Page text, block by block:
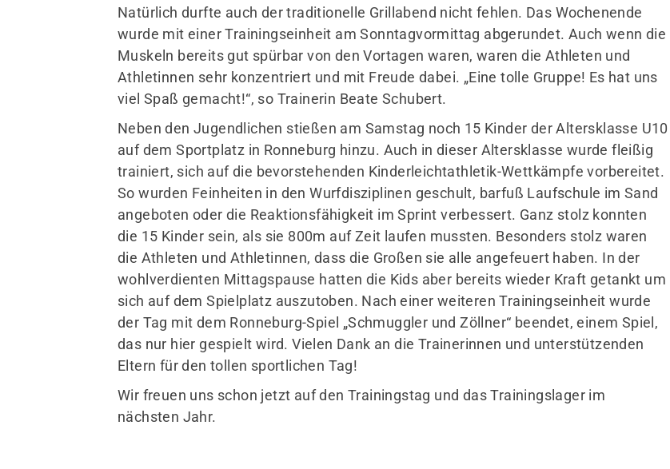
Natürlich durfte auch der traditionelle Grillabend nicht fehlen. Das Wochenende
wurde mit einer Trainingseinheit am Sonntagvormittag abgerundet. Auch wenn die
Muskeln bereits gut spürbar von den Vortagen waren, waren die Athleten und
Athletinnen sehr konzentriert und mit Freude dabei. „Eine tolle Gruppe! Es hat uns
viel Spaß gemacht!“, so Trainerin Beate Schubert.
Neben den Jugendlichen stießen am Samstag noch 15 Kinder der Altersklasse U10
auf dem Sportplatz in Ronneburg hinzu. Auch in dieser Altersklasse wurde fleißig
trainiert, sich auf die bevorstehenden Kinderleichtathletik-Wettkämpfe vorbereitet.
So wurden Feinheiten in den Wurfdisziplinen geschult, barfuß Laufschule im Sand
angeboten oder die Reaktionsfähigkeit im Sprint verbessert. Ganz stolz konnten
die 15 Kinder sein, als sie 800m auf Zeit laufen mussten. Besonders stolz waren
die Athleten und Athletinnen, dass die Großen sie alle angefeuert haben. In der
wohlverdienten Mittagspause hatten die Kids aber bereits wieder Kraft getankt um
sich auf dem Spielplatz auszutoben. Nach einer weiteren Trainingseinheit wurde
der Tag mit dem Ronneburg-Spiel „Schmuggler und Zöllner“ beendet, einem Spiel,
das nur hier gespielt wird. Vielen Dank an die Trainerinnen und unterstützenden
Eltern für den tollen sportlichen Tag!
Wir freuen uns schon jetzt auf den Trainingstag und das Trainingslager im
nächsten Jahr.